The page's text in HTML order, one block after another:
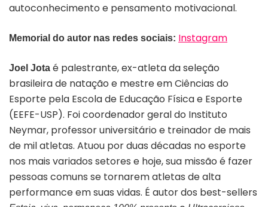
autoconhecimento e pensamento motivacional.
Memorial do autor nas redes sociais: Instagram
Joel Jota é palestrante, ex-atleta da seleção
brasileira de natação e mestre em Ciências do
Esporte pela Escola de Educação Física e Esporte
(EEFE-USP). Foi coordenador geral do Instituto
Neymar, professor universitário e treinador de mais
de mil atletas. Atuou por duas décadas no esporte
nos mais variados setores e hoje, sua missão é fazer
pessoas comuns se tornarem atletas de alta
performance em suas vidas. É autor dos best-sellers